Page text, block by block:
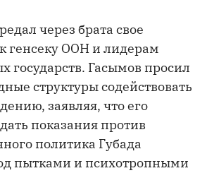
через брата свое
генсеку ООН и лидерам
государств. Гасымов просил
структуры содействовать
заявляя, что его
показания против
политика Губада
пытками и психотропными